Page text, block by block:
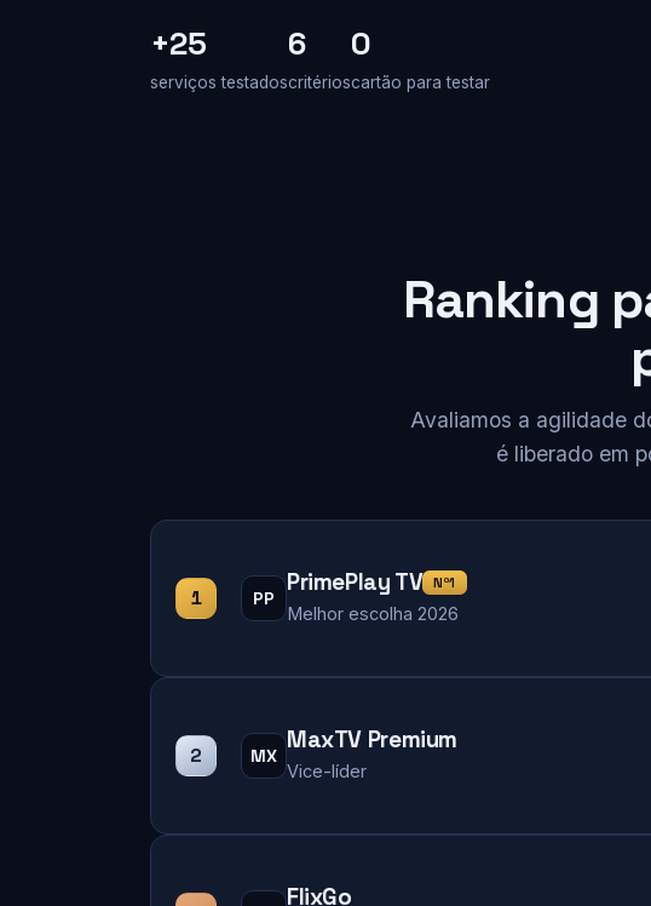
+25
serviços testados
6
critérios
0
cartão para testar
Ranking
Avaliamos a agilidade
é liberado em
1 PP
PrimePlay TV Nº1
Melhor escolha 2026
2 MX
MaxTV Premium
Vice-líder
FlixGo